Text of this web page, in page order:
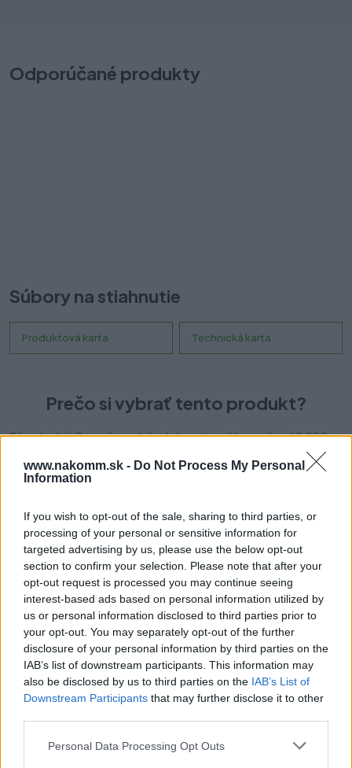
www.nakomm.sk - Do Not Process My Personal
Information
If you wish to opt-out of the sale, sharing to third parties, or
processing of your personal or sensitive information for
targeted advertising by us, please use the below opt-out
section to confirm your selection. Please note that after your
opt-out request is processed you may continue seeing
interest-based ads based on personal information utilized by
us or personal information disclosed to third parties prior to
your opt-out. You may separately opt-out of the further
disclosure of your personal information by third parties on the
IAB’s list of downstream participants. This information may
also be disclosed by us to third parties on the IAB’s List of
Downstream Participants that may further disclose it to other
Personal Data Processing Opt Outs
Odporúčané produkty
Súbory na stiahnutie
Produktová karta Technická karta
Prečo si vybrať tento produkt?
Zásuvka Axis Pro má vysokú odolnosť certifikovanú na 60 000
cyklov. Poskytuje plný výsuv v dĺžkach od 250 do 600 mm a
zatvárací mechanizmus zabezpečuje tichú prevádzku a jemné
dovieranie zásuvky. Vďaka piatim výškovým variantom sa
so šírkou iba 14 mm umožňuje maximálne využitie vnútorného
priestoru nábytku. Zásuvka unesie až 40 kg rôznych výrobkov a
ponúka možnosť vnútorného výsuvu. Inštalácia je jednoduchá
vďaka pohodlnému nastaveniu zvnútra, možnosti nastavenia
náklonu a horizontálneho nastavenia v rozsahu ±2 mm. Zásuvka
je kompatibilná s rôznymi systémami organizácie priestoru,
príborovými vložkami, protišmykovými rohožami a triedičmi
odpadu.
Parametre
G-PB-AXISPRO-KPL300B